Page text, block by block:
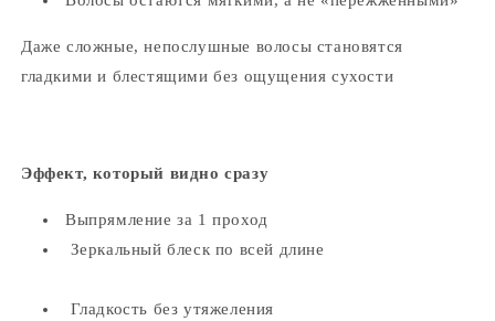
Даже сложные, непослушные волосы становятся
гладкими и блестящими без ощущения сухости
Эффект, который видно сразу
Выпрямление за 1 проход
Зеркальный блеск по всей длине
Гладкость без утяжеления